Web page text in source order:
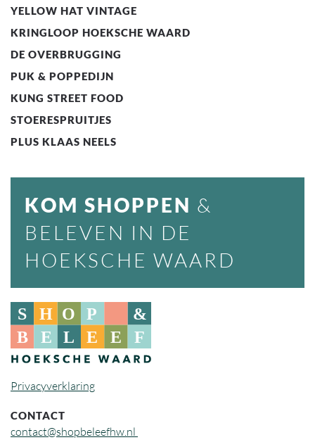
YELLOW HAT VINTAGE
KRINGLOOP HOEKSCHE WAARD
DE OVERBRUGGING
PUK & POPPEDIJN
KUNG STREET FOOD
STOERESPRUITJES
PLUS KLAAS NEELS
KOM SHOPPEN &
BELEVEN IN DE
HOEKSCHE WAARD
Privacyverklaring
CONTACT
contact@shopbeleefhw.nl